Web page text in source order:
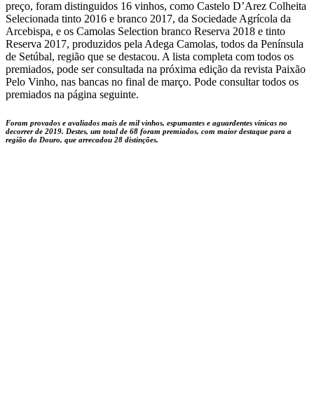
preço, foram distinguidos 16 vinhos, como Castelo D’Arez Colheita
Selecionada tinto 2016 e branco 2017, da Sociedade Agrícola da
Arcebispa, e os Camolas Selection branco Reserva 2018 e tinto
Reserva 2017, produzidos pela Adega Camolas, todos da Península
de Setúbal, região que se destacou. A lista completa com todos os
premiados, pode ser consultada na próxima edição da revista Paixão
Pelo Vinho, nas bancas no final de março. Pode consultar todos os
premiados na página seguinte.
Foram provados e avaliados mais de mil vinhos, espumantes e aguardentes vínicas no
decorrer de 2019. Destes, um total de 68 foram premiados, com maior destaque para a
região do Douro, que arrecadou 28 distinções.